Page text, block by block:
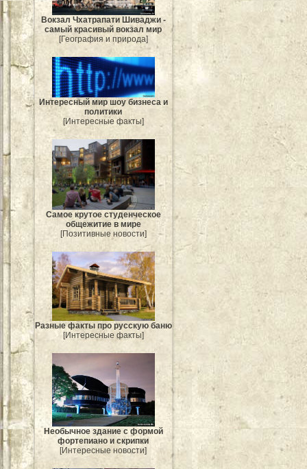
Вокзал Чхатрапати Шиваджи -
самый красивый вокзал мир
[География и природа]
Интересный мир шоу бизнеса и
политики
[Интересные факты]
Самое крутое студенческое
общежитие в мире
[Позитивные новости]
Разные факты про русскую баню
[Интересные факты]
Необычное здание с формой
фортепиано и скрипки
[Интересные новости]